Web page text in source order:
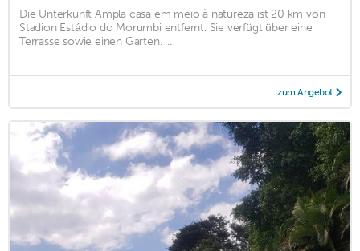
Die Unterkunft Ampla casa em meio à natureza ist 20 km von
Stadion Estádio do Morumbi entfernt. Sie verfügt über eine
Terrasse sowie einen Garten. ...
zum Angebot